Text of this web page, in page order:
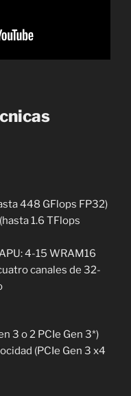
448 GFlops FP32)
1.6 TFlops
4-15 WRAM16
canales de 32-
3 o 2 PCIe Gen 3*)
(PCIe Gen 3 x4